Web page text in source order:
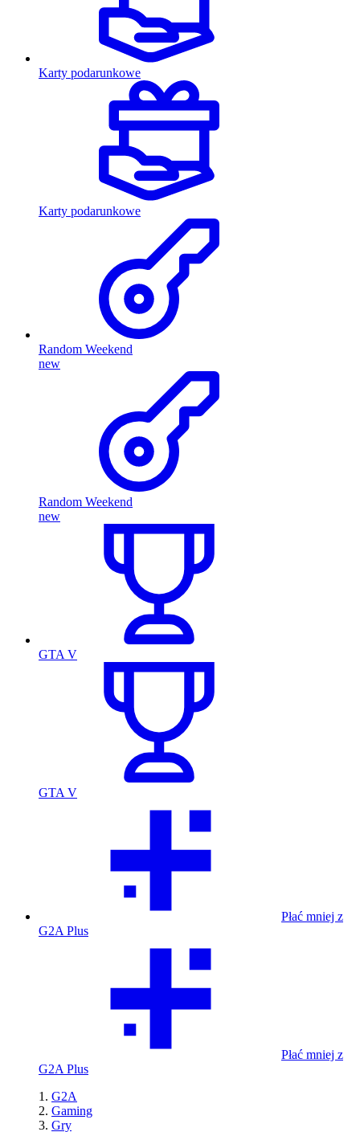
Karty podarunkowe
Karty podarunkowe
Random Weekend
new
Random Weekend
new
GTA V
GTA V
Płać mniej z
G2A Plus
Płać mniej z
G2A Plus
G2A
Gaming
Gry